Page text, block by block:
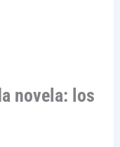
novela: los